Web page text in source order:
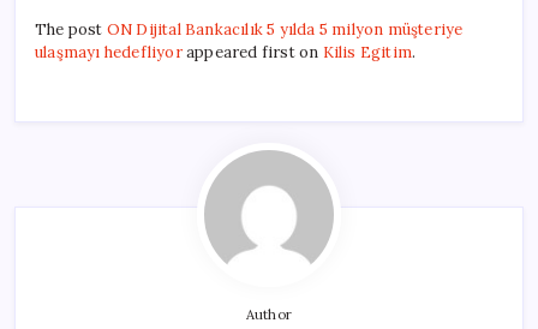
The post ON Dijital Bankacılık 5 yılda 5 milyon müşteriye
ulaşmayı hedefliyorappeared first on Kilis Egitim.
Author